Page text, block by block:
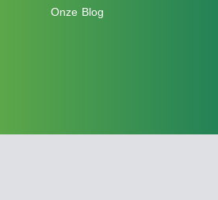
Onze Blog